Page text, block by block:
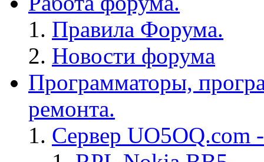
Правила Форума.
Новости форума
Программаторы,
ремонта.
Сервер